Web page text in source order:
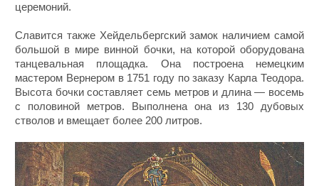
церемоний.
Славится также Хейдельбергский замок наличием самой
большой в мире винной бочки, на которой оборудована
танцевальная площадка. Она построена немецким
мастером Вернером в 1751 году по заказу Карла Теодора.
Высота бочки составляет семь метров и длина — восемь
с половиной метров. Выполнена она из 130 дубовых
стволов и вмещает более 200 литров.